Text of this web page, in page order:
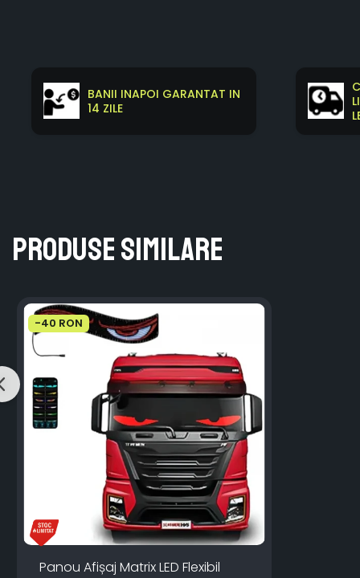
BANII INAPOI GARANTAT IN
14 ZILE
Produse similare
-40 RON
Panou Afișaj Matrix LED Flexibil